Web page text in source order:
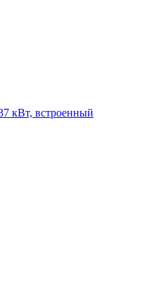
кВт, встроенный